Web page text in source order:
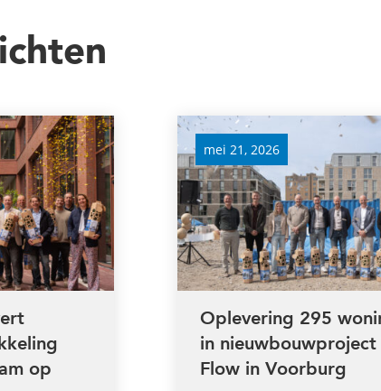
op
mei 21, 2026
Oplevering 295
in nieuwbouwproject
Flow in Voorburg